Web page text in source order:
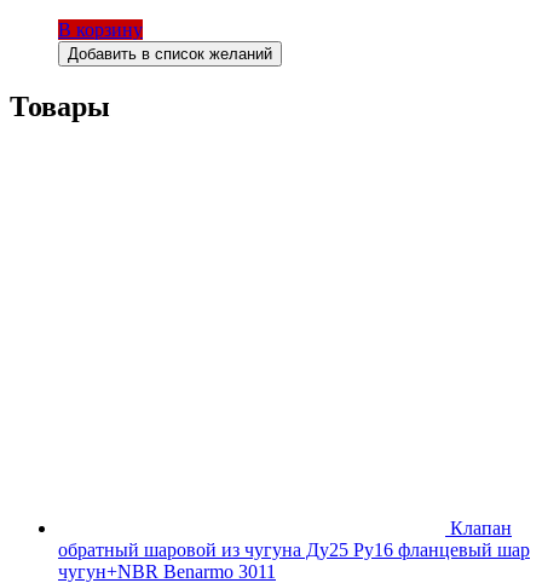
В корзину
Добавить в список желаний
Товары
Клапан
обратный шаровой из чугуна Ду25 Ру16 фланцевый шар
чугун+NBR Benarmo 3011